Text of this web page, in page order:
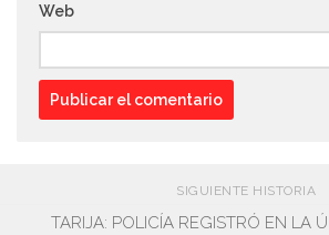
Web
SIGUIENTE HISTORIA
TARIJA: POLICÍA REGISTRÓ EN LA